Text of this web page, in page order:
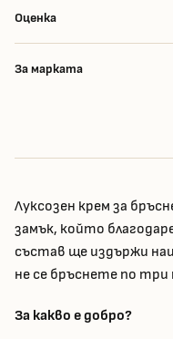
Оценка
За марката
Луксозен крем за
замък, който
състав ще издържи
не се бръснете по три
За какво е добро?